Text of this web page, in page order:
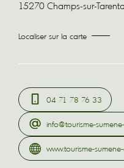
15270 Champs-sur-
Localiser sur la carte
04 71 78 76 33